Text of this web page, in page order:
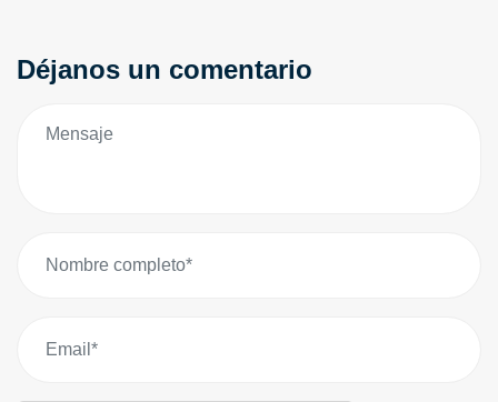
Déjanos un comentario